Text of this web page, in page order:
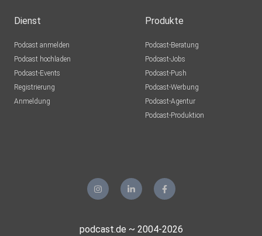
Dienst
Podcast anmelden
Podcast hochladen
Podcast-Events
Registrierung
Anmeldung
Produkte
Podcast-Beratung
Podcast-Jobs
Podcast-Push
Podcast-Werbung
Podcast-Agentur
Podcast-Produktion
podcast.de ~ 2004-2026